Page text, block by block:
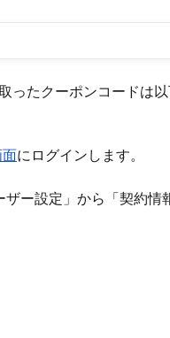
ったクーポンコードは
面にログインします。
ザー設定」から「契約情